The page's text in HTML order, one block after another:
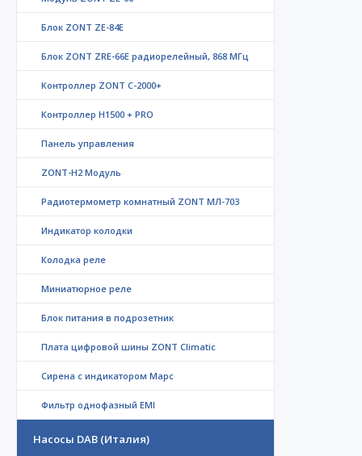
Блок ZONT ZE-84E
Блок ZONT ZRE-66E радиорелейный, 868 МГц
Контроллер ZONT C-2000+
Контроллер Н1500 + PRO
Панель управления
ZONT-H2 Модуль
Радиотермометр комнатный ZONT МЛ-703
Индикатор колодки
Колодка реле
Миниатюрное реле
Блок питания в подрозетник
Плата цифровой шины ZONT Climatic
Сирена с индикатором Марс
Фильтр однофазный EMI
Насосы DAB (Италия)